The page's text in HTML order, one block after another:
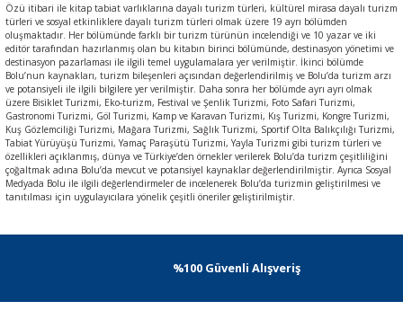
Özü itibari ile kitap tabiat varlıklarına dayalı turizm türleri, kültürel mirasa dayalı turizm
türleri ve sosyal etkinliklere dayalı turizm türleri olmak üzere 19 ayrı bölümden
oluşmaktadır. Her bölümünde farklı bir turizm türünün incelendiği ve 10 yazar ve iki
editör tarafından hazırlanmış olan bu kitabın birinci bölümünde, destinasyon yönetimi ve
destinasyon pazarlaması ile ilgili temel uygulamalara yer verilmiştir. İkinci bölümde
Bolu’nun kaynakları, turizm bileşenleri açısından değerlendirilmiş ve Bolu’da turizm arzı
ve potansiyeli ile ilgili bilgilere yer verilmiştir. Daha sonra her bölümde ayrı ayrı olmak
üzere Bisiklet Turizmi, Eko-turizm, Festival ve Şenlik Turizmi, Foto Safari Turizmi,
Gastronomi Turizmi, Göl Turizmi, Kamp ve Karavan Turizmi, Kış Turizmi, Kongre Turizmi,
Kuş Gözlemciliği Turizmi, Mağara Turizmi, Sağlık Turizmi, Sportif Olta Balıkçılığı Turizmi,
Tabiat Yürüyüşü Turizmi, Yamaç Paraşütü Turizmi, Yayla Turizmi gibi turizm türleri ve
özellikleri açıklanmış, dünya ve Türkiye’den örnekler verilerek Bolu’da turizm çeşitliliğini
çoğaltmak adına Bolu’da mevcut ve potansiyel kaynaklar değerlendirilmiştir. Ayrıca Sosyal
Medyada Bolu ile ilgili değerlendirmeler de incelenerek Bolu’da turizmin geliştirilmesi ve
tanıtılması için uygulayıcılara yönelik çeşitli öneriler geliştirilmiştir.
%100 Güvenli Alışveriş